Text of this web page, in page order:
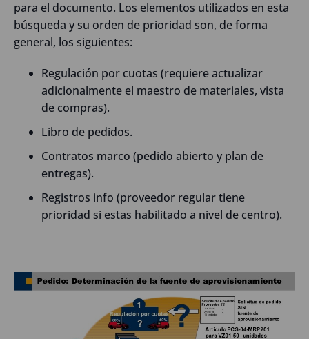
para el documento. Los elementos utilizados en esta
búsqueda y su orden de prioridad son, de forma
general, los siguientes:
Regulación por cuotas (requiere actualizar
adicionalmente el maestro de materiales, vista
de compras).
Libro de pedidos.
Contratos marco (pedido abierto y plan de
entregas).
Registros info (proveedor regular tiene
prioridad si estas habilitado a nivel de centro).